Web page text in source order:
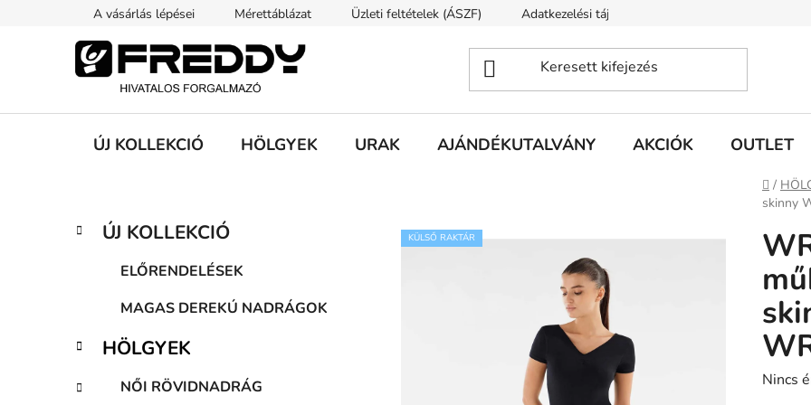
tartalomhoz
A vásárlás lépései Mérettáblázat Üzleti feltételek (ÁSZF) Adatkezelési tájékoztató
ÚJ KOLLEKCIÓ HÖLGYEK URAK AJÁNDÉKUTALVÁNY AKCIÓK OUTLET
/
skinny
O
s
p
Kategóriák
átugrása
K
a
r
á
k
ÚJ KOLLEKCIÓ
ELŐRENDELÉSEK
MAGAS DEREKÚ NADRÁGOK
HÖLGYEK
NŐI RÖVIDNADRÁG
A
Nincs
KÜLSŐ RAKTÁR